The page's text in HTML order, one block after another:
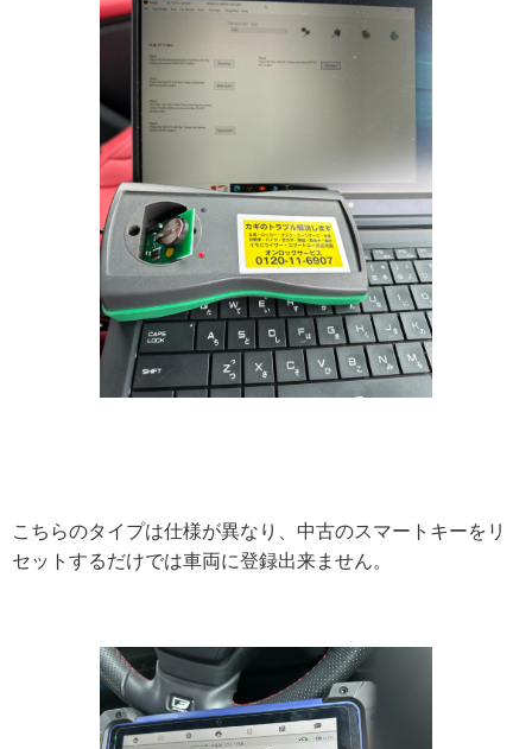
こちらのタイプは仕様が異なり、中古のスマートキーをリ
セットするだけでは車両に登録出来ません。